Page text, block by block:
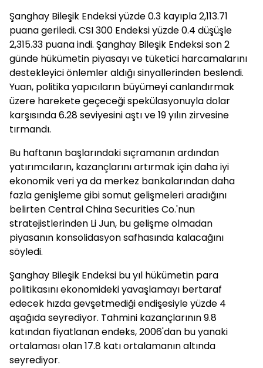
Şanghay Bileşik Endeksi yüzde 0.3 kayıpla 2,113.71
puana geriledi. CSI 300 Endeksi yüzde 0.4 düşüşle
2,315.33 puana indi. Şanghay Bileşik Endeksi son 2
günde hükümetin piyasayı ve tüketici harcamalarını
destekleyici önlemler aldığı sinyallerinden beslendi.
Yuan, politika yapıcıların büyümeyi canlandırmak
üzere harekete geçeceği spekülasyonuyla dolar
karşısında 6.28 seviyesini aştı ve 19 yılın zirvesine
tırmandı.
Bu haftanın başlarındaki sıçramanın ardından
yatırımcıların, kazançlarını artırmak için daha iyi
ekonomik veri ya da merkez bankalarından daha
fazla genişleme gibi somut gelişmeleri aradığını
belirten Central China Securities Co.'nun
stratejistlerinden Li Jun, bu gelişme olmadan
piyasanın konsolidasyon safhasında kalacağını
söyledi.
Şanghay Bileşik Endeksi bu yıl hükümetin para
politikasını ekonomideki yavaşlamayı bertaraf
edecek hızda gevşetmediği endişesiyle yüzde 4
aşağıda seyrediyor. Tahmini kazançlarının 9.8
katından fiyatlanan endeks, 2006'dan bu yanaki
ortalaması olan 17.8 katı ortalamanın altında
seyrediyor.